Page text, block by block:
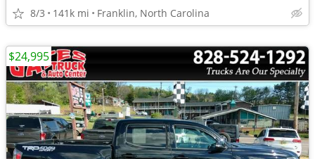
8/3 141k mi Franklin, North Carolina
$24,995